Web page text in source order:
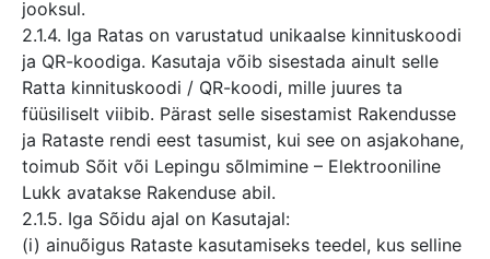
jooksul.
2.1.4. Iga Ratas on varustatud unikaalse kinnituskoodi
ja QR-koodiga. Kasutaja võib sisestada ainult selle
Ratta kinnituskoodi / QR-koodi, mille juures ta
füüsiliselt viibib. Pärast selle sisestamist Rakendusse
ja Rataste rendi eest tasumist, kui see on asjakohane,
toimub Sõit või Lepingu sõlmimine – Elektrooniline
Lukk avatakse Rakenduse abil.
2.1.5. Iga Sõidu ajal on Kasutajal:
(i) ainuõigus Rataste kasutamiseks teedel, kus selline